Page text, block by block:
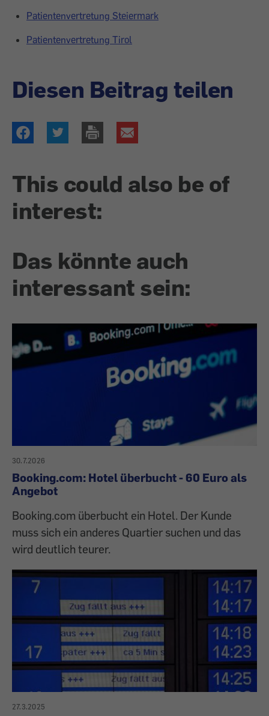
Patientenvertretung Steiermark
Patientenvertretung Tirol
Diesen Beitrag teilen
This could also be of
interest:
Das könnte auch
interessant sein:
30.7.2026
Booking.com: Hotel überbucht - 60 Euro als
Angebot
Booking.com überbucht ein Hotel. Der Kunde
muss sich ein anderes Quartier suchen und das
wird deutlich teurer.
27.3.2025